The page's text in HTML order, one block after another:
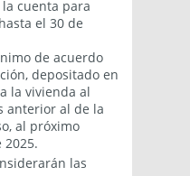
cuenta para
el 30 de
de acuerdo
depositado en
la vivienda al
anterior al de la
al próximo
2025.
las